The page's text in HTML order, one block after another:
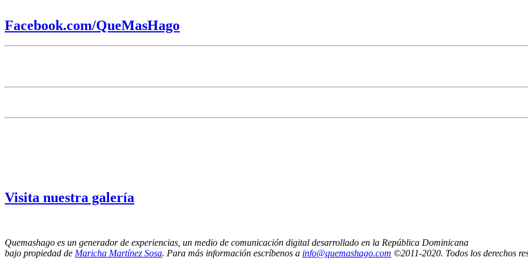
Facebook.com/QueMasHago
Visita nuestra galería
Quemashago es un generador de experiencias, un medio de comunicación digital desarrollado en la República Dominicana
bajo propiedad de Maricha Martínez Sosa. Para más información escríbenos a info@quemashago.com ©2011-2020. Todos los derechos